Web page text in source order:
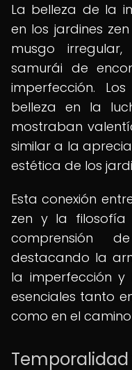
La belleza de la
en los jardines
musgo
samurái de
imperfección.
belleza en la
mostraban
similar a la
estética de los
Esta conexión
zen y la filosofía
comprensión
destacando la
la imperfección y
esenciales tanto
como en el
Temporalidad